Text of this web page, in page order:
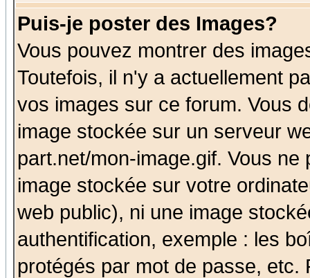
Puis-je poster des Images?
Vous pouvez montrer des
Toutefois, il n'y a actuellement
vos images sur ce forum. Vous
image stockée sur un serveur
part.net/mon-image.gif. Vous
image stockée sur votre
web public), ni une image
authentification, exemple : les
protégés par mot de passe,